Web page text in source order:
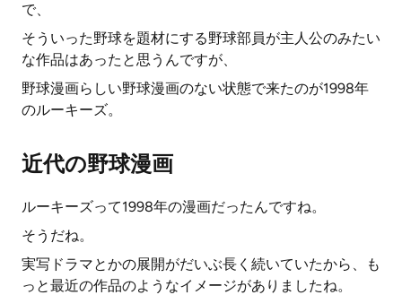
で、
そういった野球を題材にする野球部員が主人公のみたい
な作品はあったと思うんですが、
野球漫画らしい野球漫画のない状態で来たのが1998年
のルーキーズ。
近代の野球漫画
ルーキーズって1998年の漫画だったんですね。
そうだね。
実写ドラマとかの展開がだいぶ長く続いていたから、も
っと最近の作品のようなイメージがありましたね。